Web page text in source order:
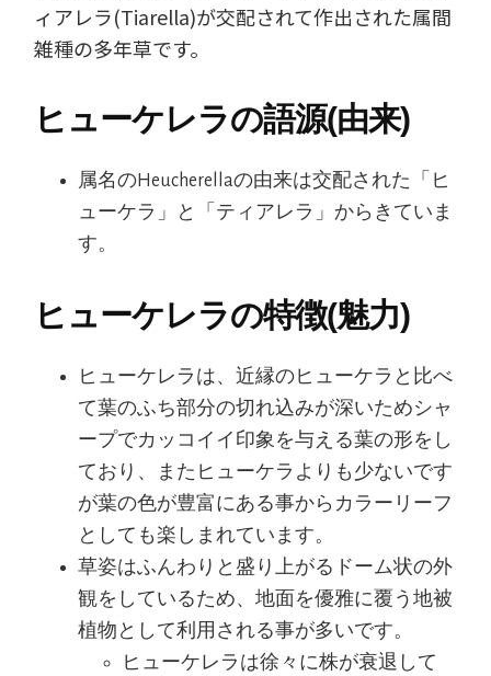
ィアレラ(Tiarella)が交配されて作出された属間
雑種の多年草です。
ヒューケレラの語源(由来)
属名のHeucherellaの由来は交配された「ヒ
ューケラ」と「ティアレラ」からきていま
す。
ヒューケレラの特徴(魅力)
ヒューケレラは、近縁のヒューケラと比べ
て葉のふち部分の切れ込みが深いためシャ
ープでカッコイイ印象を与える葉の形をし
ており、またヒューケラよりも少ないです
が葉の色が豊富にある事からカラーリーフ
としても楽しまれています。
草姿はふんわりと盛り上がるドーム状の外
観をしているため、地面を優雅に覆う地被
植物として利用される事が多いです。
ヒューケレラは徐々に株が衰退して